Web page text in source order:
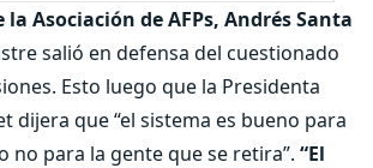
la Asociación de AFPs, Andrés Santa
salió en defensa del cuestionado
Esto luego que la Presidenta
dijera que “el sistema es bueno para
no para la gente que se retira”. “El